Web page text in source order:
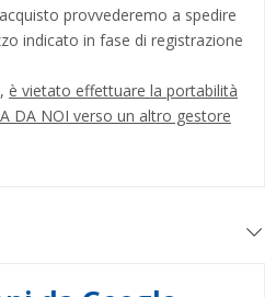
provvederemo a spedire
indicato in fase di registrazione
è vietato effettuare la portabilità
DA NOI verso un altro gestore